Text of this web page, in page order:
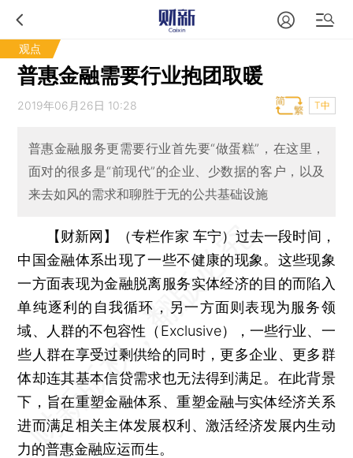
观点
普惠金融需要行业抱团取暖
2019年06月26日 10:28 T中
普惠金融服务更需要行业首先要“做蛋糕”，在这里，
面对的很多是“前现代”的企业、少数据的客户，以及
来去如风的需求和聊胜于无的公共基础设施
【财新网】（专栏作家 车宁）过去一段时间，
中国金融体系出现了一些不健康的现象。这些现象
一方面表现为金融脱离服务实体经济的目的而陷入
单纯逐利的自我循环，另一方面则表现为服务领
域、人群的不包容性（Exclusive），一些行业、一
些人群在享受过剩供给的同时，更多企业、更多群
体却连其基本信贷需求也无法得到满足。在此背景
下，旨在重塑金融体系、重塑金融与实体经济关系
进而满足相关主体发展权利、激活经济发展内生动
力的普惠金融应运而生。